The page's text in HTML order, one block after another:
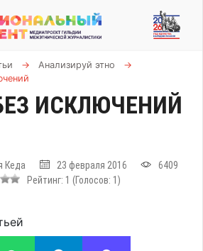
→ Анализируй этно
→
ИСКЛЮЧЕНИЙ
Кеда 23 февраля 2016
6409
Рейтинг: 1 (Голосов: 1 )